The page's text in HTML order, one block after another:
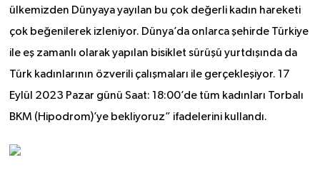
ülkemizden Dünyaya yayılan bu çok değerli kadın hareketi
çok beğenilerek izleniyor. Dünya’da onlarca şehirde Türkiye
ile eş zamanlı olarak yapılan bisiklet sürüşü yurtdışında da
Türk kadınlarının özverili çalışmaları ile gerçekleşiyor. 17
Eylül 2023 Pazar günü Saat: 18:00’de tüm kadınları Torbalı
BKM (Hipodrom)’ye bekliyoruz” ifadelerini kullandı.